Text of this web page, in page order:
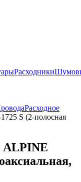
Расходники
Расходное
S (2-полосная
ALPINE